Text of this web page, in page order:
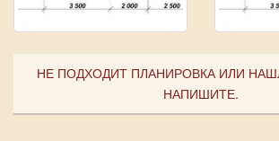
НЕ ПОДХОДИТ ПЛАНИРОВКА ИЛИ
НАПИШИТЕ.